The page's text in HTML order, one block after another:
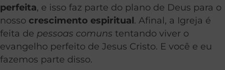
perfeita, e isso faz parte do plano de Deus para o
nosso crescimento espiritual. Afinal, a Igreja é
feita de pessoas comuns tentando viver o
evangelho perfeito de Jesus Cristo. E você e eu
fazemos parte disso.